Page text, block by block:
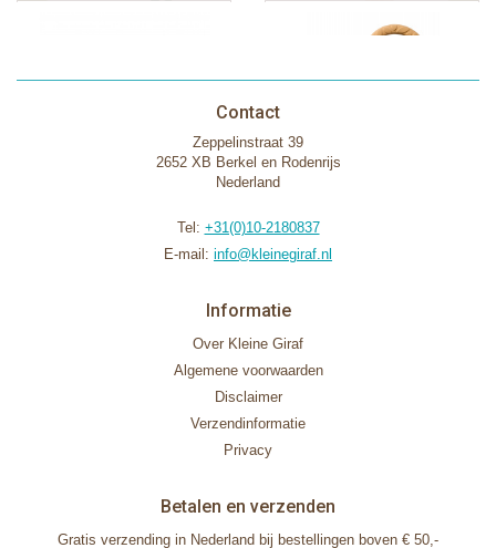
Contact
Zeppelinstraat 39
2652 XB Berkel en Rodenrijs
Nederland
Tel: +31(0)10-2180837
E-mail: info@kleinegiraf.nl
Informatie
Over Kleine Giraf
Algemene voorwaarden
Disclaimer
Verzendinformatie
Privacy
Betalen en verzenden
Gratis verzending in Nederland bij bestellingen boven € 50,-